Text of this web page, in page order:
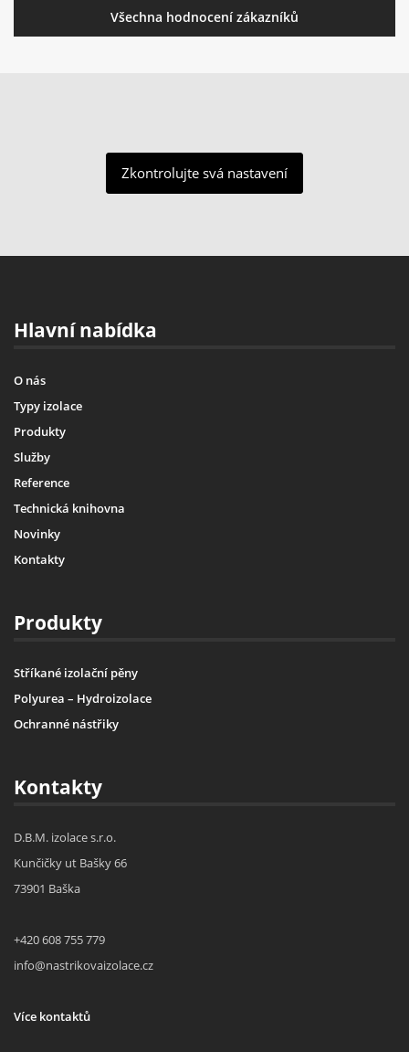
Všechna hodnocení zákazníků
Zkontrolujte svá nastavení
Hlavní nabídka
O nás
Typy izolace
Produkty
Služby
Reference
Technická knihovna
Novinky
Kontakty
Produkty
Stříkané izolační pěny
Polyurea – Hydroizolace
Ochranné nástřiky
Kontakty
D.B.M. izolace s.r.o.
Kunčičky ut Bašky 66
73901 Baška
+420 608 755 779
info@nastrikovaizolace.cz
Více kontaktů